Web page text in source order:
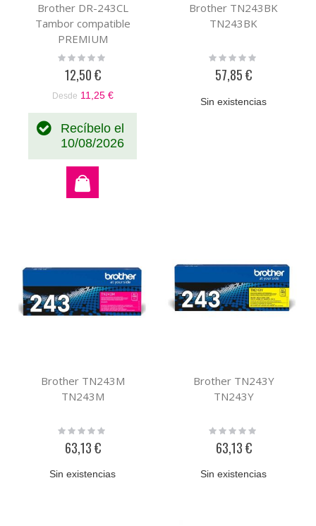
Brother DR-243CL
Tambor compatible
PREMIUM
Rating:
12,50 €
Desde 11,25 €
Recíbelo el
10/08/2026
Brother TN243BK
TN243BK
Rating:
57,85 €
Sin existencias
Brother TN243M
TN243M
Rating:
63,13 €
Sin existencias
Brother TN243Y
TN243Y
Rating:
63,13 €
Sin existencias